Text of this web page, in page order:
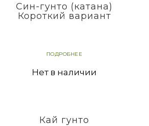
Син-гунто (катана)
Короткий вариант
ПОДРОБНЕЕ
Нет в наличии
Кай гунто